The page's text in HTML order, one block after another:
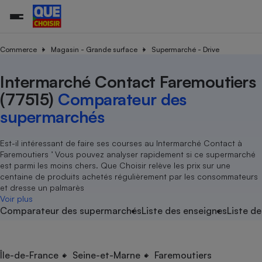
Commerce Magasin - Grande surface Supermarché - Drive
Intermarché Contact Faremoutiers
(77515) Comparateur des
supermarchés
Est-il intéressant de faire ses courses au Intermarché Contact à
Faremoutiers ’ Vous pouvez analyser rapidement si ce supermarché
est parmi les moins chers. Que Choisir relève les prix sur une
centaine de produits achetés régulièrement par les consommateurs
et dresse un palmarès
Voir plus
Comparateur des supermarchésListe des enseignesListe
Île-de-France Seine-et-Marne Faremoutiers
Additifs
Agriculture
Produit alimentaire
Achat - Vente - Location
Carburant
Magasin - Grande surface
Marketing - Fidélisation
Organismes de défense
Système judiciaire
Air
Eau
Achat - Vente - Travaux
Location
Sport
Vacances - Tourisme
électrique
Démarche administrative
Senior
Service marchand
Train
Transport aérien
Toutes les actualités
Enquêtes
Guides d'achat
Conseils
Brèves
Tous les services
Soumettre un litige
Lettres types
Rencontrer une association locale
Tous nos combats
Nos actions
Nos grandes victoires
Les billets de la présidente
Nos associations locales
Nous rejoindre
En savoir plus sur Que Choisir Ensemble
?
L’association
Nos missions
Notre méthodologie
Notre financement
Nos partenaires
Nous rejoindre